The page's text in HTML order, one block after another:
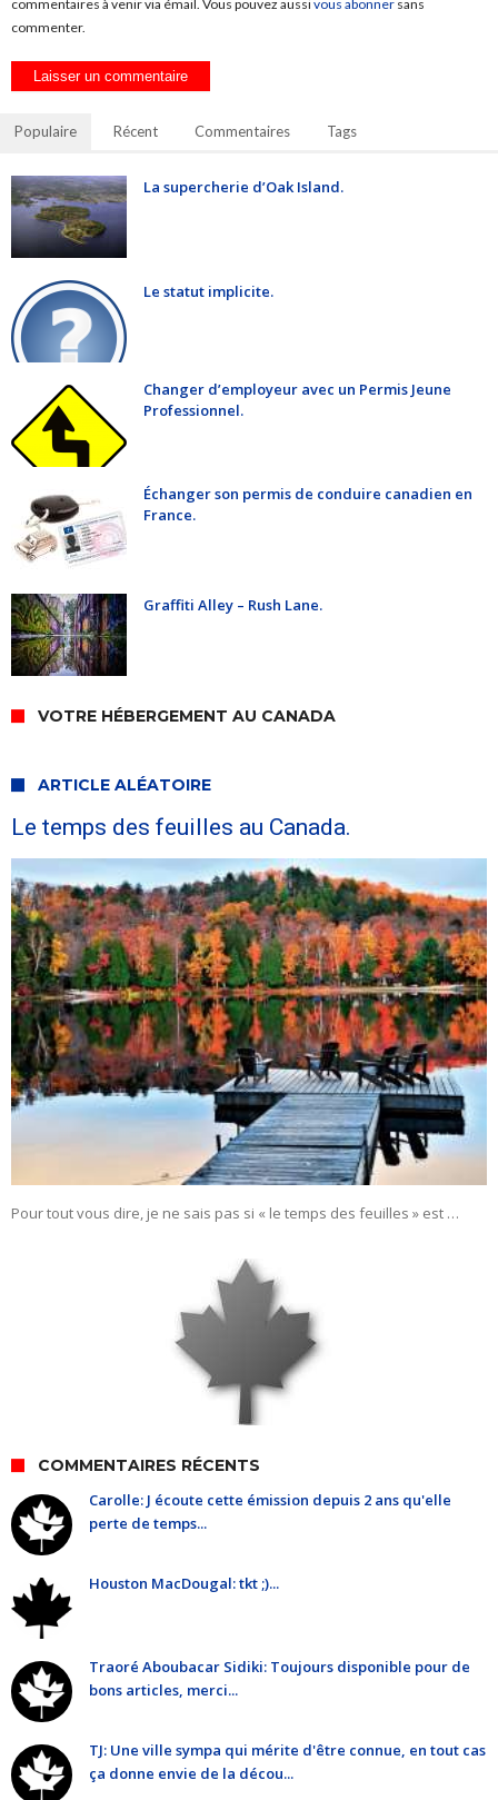
commentaires à venir via émail. Vous pouvez aussi vous abonner sans
commenter.
Populaire Récent Commentaires Tags
La supercherie d’Oak Island.
Le statut implicite.
Changer d’employeur avec un Permis Jeune
Professionnel.
Échanger son permis de conduire canadien en
France.
Graffiti Alley – Rush Lane.
VOTRE HÉBERGEMENT AU CANADA
ARTICLE ALÉATOIRE
Le temps des feuilles au Canada.
Pour tout vous dire, je ne sais pas si « le temps des feuilles » est …
COMMENTAIRES RÉCENTS
Carolle: J écoute cette émission depuis 2 ans qu'elle
perte de temps...
Houston MacDougal: tkt ;)...
Traoré Aboubacar Sidiki: Toujours disponible pour de
bons articles, merci...
TJ: Une ville sympa qui mérite d'être connue, en tout cas
ça donne envie de la décou...